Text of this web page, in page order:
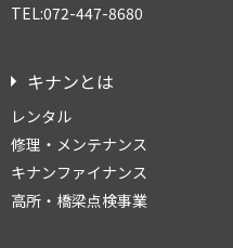
TEL:072-447-8680
キナンとは
レンタル
修理・メンテナンス
キナンファイナンス
高所・橋梁点検事業